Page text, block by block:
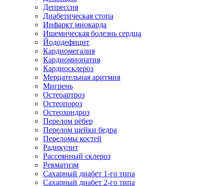
Депрессия
Диабетическая стопа
Инфаркт миокарда
Ишемическая болезнь сердца
Йододефицит
Кардиомегалия
Кардиомиопатия
Кардиосклероз
Мерцательная аритмия
Мигрень
Остеоартроз
Остеопороз
Остеохондроз
Перелом рёбер
Перелом шейки бедра
Переломы костей
Радикулит
Рассеянный склероз
Ревматизм
Сахарный диабет 1-го типа
Сахарный диабет 2-го типа